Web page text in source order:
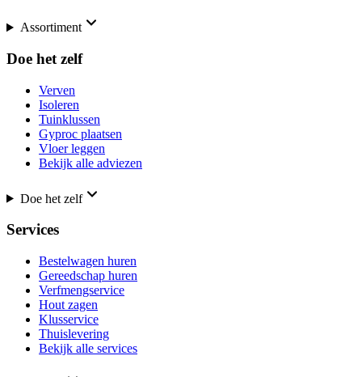
Assortiment
Doe het zelf
Verven
Isoleren
Tuinklussen
Gyproc plaatsen
Vloer leggen
Bekijk alle adviezen
Doe het zelf
Services
Bestelwagen huren
Gereedschap huren
Verfmengservice
Hout zagen
Klusservice
Thuislevering
Bekijk alle services